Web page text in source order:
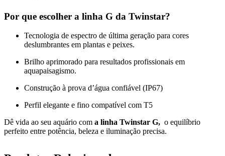
Por que escolher a linha G da Twinstar?
Tecnologia de espectro de última geração para cores
deslumbrantes em plantas e peixes.
Brilho aprimorado para resultados profissionais em
aquapaisagismo.
Construção à prova d’água confiável (IP67)
Perfil elegante e fino compatível com T5
Dê vida ao seu aquário com a linha Twinstar G, o equilíbrio
perfeito entre potência, beleza e iluminação precisa.